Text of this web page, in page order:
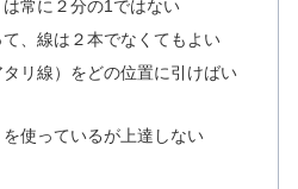
常に２分の1ではない
、線は２本でなくてもよい
リ線）をどの位置に引けばい
使っているが上達しない